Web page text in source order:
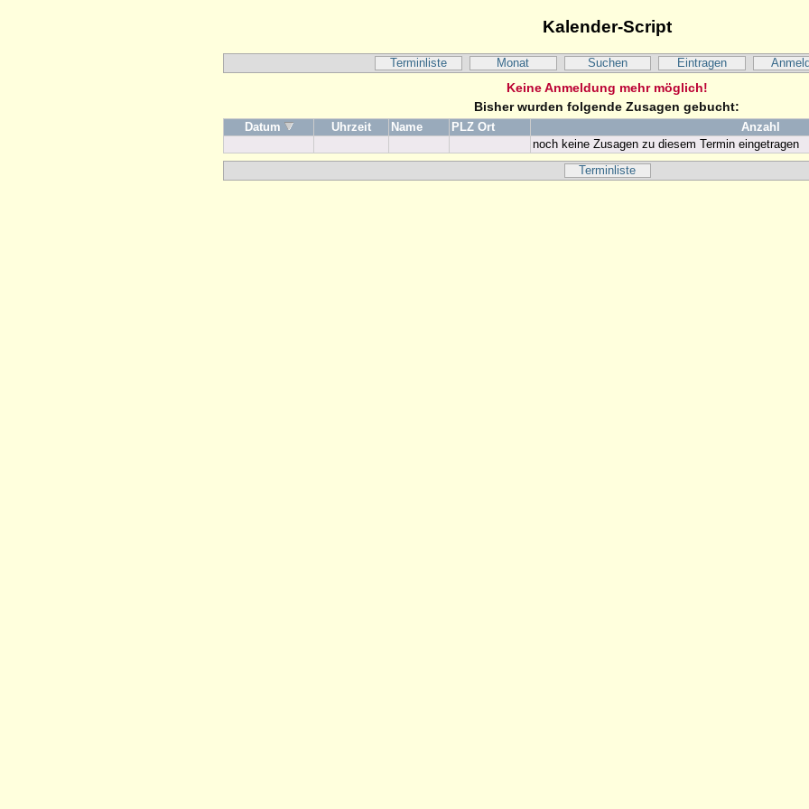
Kalender-Script
Terminliste Monat Suchen Eintragen
Keine Anmeldung mehr möglich!
Bisher wurden folgende Zusagen gebucht:
Datum Uhrzeit Name PLZ Ort
Anzahl
noch keine Zusagen zu diesem Termin eingetragen
Terminliste